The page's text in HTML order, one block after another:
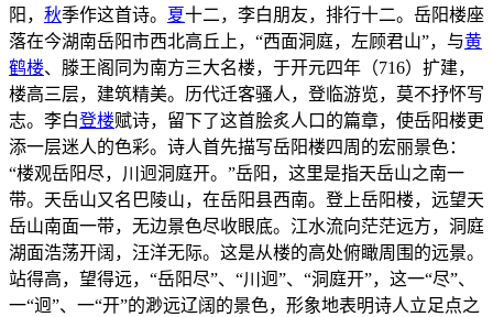
阳， 秋季作这首诗。 夏十二，李白朋友，排行十二。岳阳楼座
落在今湖南岳阳市西北高丘上，“西面洞庭，左顾君山”，与黄
鹤楼、滕王阁同为南方三大名楼，于开元四年（716）扩建，
楼高三层，建筑精美。历代迁客骚人，登临游览，莫不抒怀写
志。李白登楼赋诗，留下了这首脍炙人口的篇章，使岳阳楼更
添一层迷人的色彩。诗人首先描写岳阳楼四周的宏丽景色：
“楼观岳阳尽，川迥洞庭开。”岳阳，这里是指天岳山之南一
带。天岳山又名巴陵山，在岳阳县西南。登上岳阳楼，远望天
岳山南面一带，无边景色尽收眼底。江水流向茫茫远方，洞庭
湖面浩荡开阔，汪洋无际。这是从楼的高处俯瞰周围的远景。
站得高，望得远，“岳阳尽”、“川迥”、“洞庭开”，这一“尽”、
一“迥”、一“开”的渺远辽阔的景色，形象地表明诗人立足点之